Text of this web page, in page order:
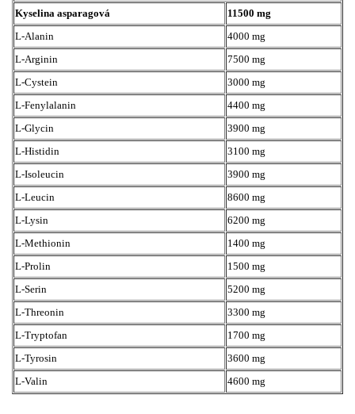
Kyselina asparagová
11500 mg
L-Alanin
4000 mg
L-Arginin
7500 mg
L-Cystein
3000 mg
L-Fenylalanin
4400 mg
L-Glycin
3900 mg
L-Histidin
3100 mg
L-Isoleucin
3900 mg
L-Leucin
8600 mg
L-Lysin
6200 mg
L-Methionin
1400 mg
L-Prolin
1500 mg
L-Serin
5200 mg
L-Threonin
3300 mg
L-Tryptofan
1700 mg
L-Tyrosin
3600 mg
L-Valin
4600 mg